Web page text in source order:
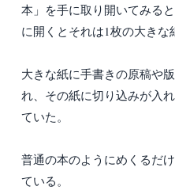
本」を手に取り開いてみる
に開くとそれは1枚の大きな
大きな紙に手書きの原稿や
れ、その紙に切り込みが入
ていた。
普通の本のようにめくるだ
ている。